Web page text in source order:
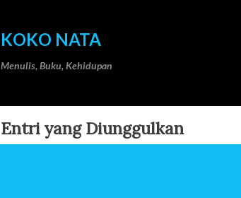
KOKO NATA
Menulis, Buku, Kehidupan
Entri yang Diunggulkan